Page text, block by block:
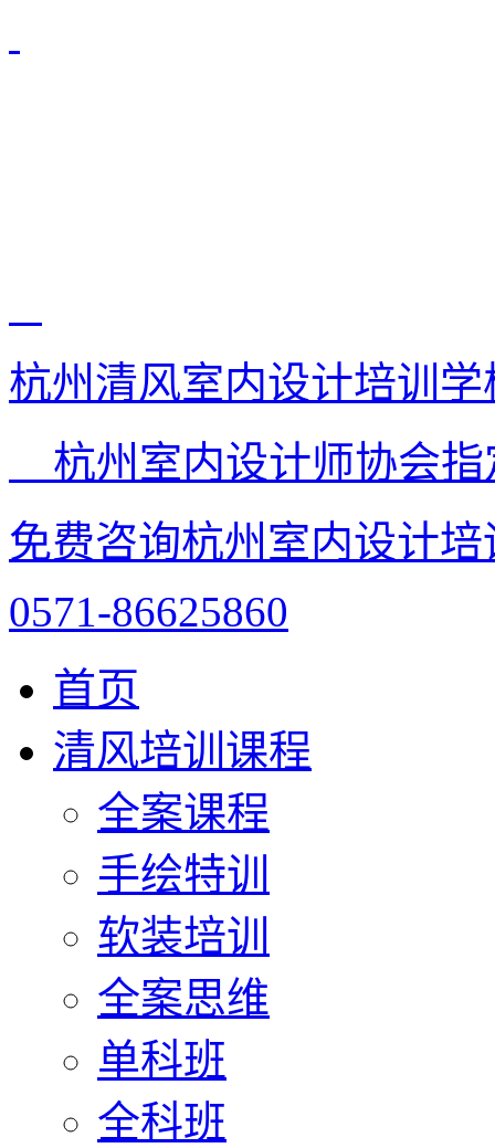
杭州清风室内设计培训学
杭州室内设计师协会
免费咨询杭州室内设计
0571-86625860
首页
清风培训课程
全案课程
手绘特训
软装培训
全案思维
单科班
全科班